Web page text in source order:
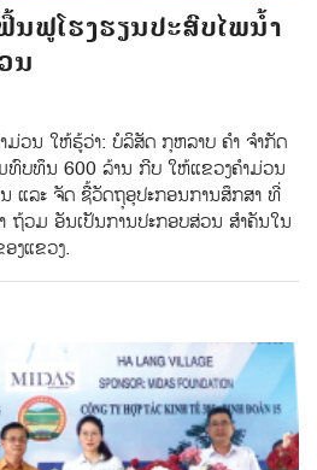
ຟູໂຮງຮຽນປະສົບໄພນ້ຳ
ນ
ມ່ວນ ໃຫ້ຮູ້ວ່າ: ບໍລິສັດ ກຸຫລາບ ຄໍາ ຈໍາກັດ
ທົບທຶນ 600 ລ້ານ ກີບ ໃຫ້ແຂວງຄໍາມ່ວນ
ແລະ ຈັດ ຊ້ືວັດຖຸອຸປະກອນການສຶກສາ ທ່ີ
ຖ້ວມ ອັນເປັນການປະກອບສ່ວນ ສໍາຄັນໃນ
ງແຂວງ.